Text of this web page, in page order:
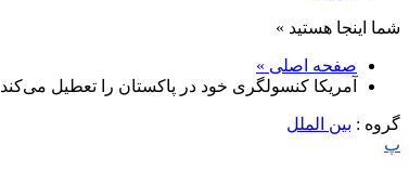
شما اینجا هستید »
صفحه اصلی »
آمریکا کنسولگری خود در پاکستان را تعطیل می‌کند
گروه : بین الملل
پ